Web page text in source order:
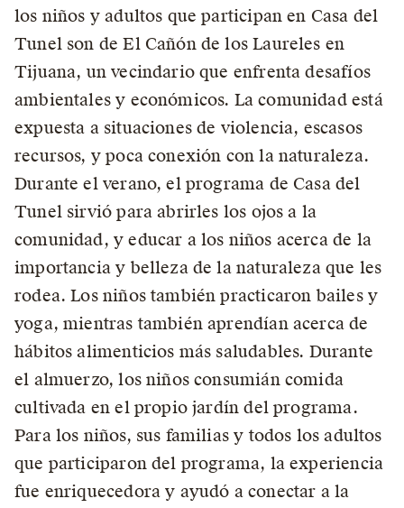
los niños y adultos que participan en Casa del
Tunel son de El Cañón de los Laureles en
Tijuana, un vecindario que enfrenta desafíos
ambientales y económicos. La comunidad está
expuesta a situaciones de violencia, escasos
recursos, y poca conexión con la naturaleza.
Durante el verano, el programa de Casa del
Tunel sirvió para abrirles los ojos a la
comunidad, y educar a los niños acerca de la
importancia y belleza de la naturaleza que les
rodea. Los niños también practicaron bailes y
yoga, mientras también aprendían acerca de
hábitos alimenticios más saludables. Durante
el almuerzo, los niños consumián comida
cultivada en el propio jardín del programa.
Para los niños, sus familias y todos los adultos
que participaron del programa, la experiencia
fue enriquecedora y ayudó a conectar a la